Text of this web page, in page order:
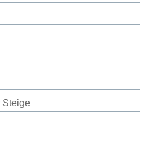
Steige